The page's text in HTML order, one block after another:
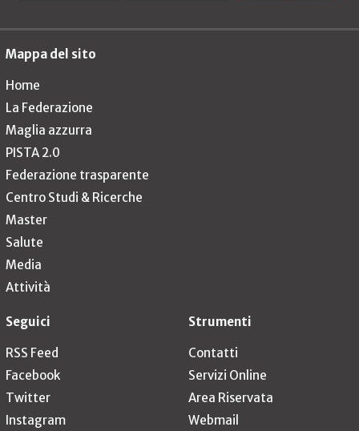
Mappa del sito
Home
La Federazione
Maglia azzurra
PISTA 2.0
Federazione trasparente
Centro Studi & Ricerche
Master
Salute
Media
Attività
Seguici
RSS Feed
Facebook
Twitter
Instagram
Strumenti
Contatti
Servizi Online
Area Riservata
Webmail